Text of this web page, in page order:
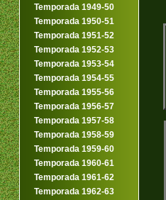
Temporada 1949-50
Temporada 1950-51
Temporada 1951-52
Temporada 1952-53
Temporada 1953-54
Temporada 1954-55
Temporada 1955-56
Temporada 1956-57
Temporada 1957-58
Temporada 1958-59
Temporada 1959-60
Temporada 1960-61
Temporada 1961-62
Temporada 1962-63